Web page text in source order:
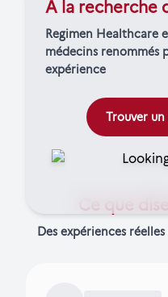
À la recherche
Regimen Healthcare
médecins renommés
expérience
Trouver
Ce que
Des expériences